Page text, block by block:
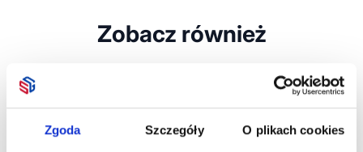
Zgoda Szczegóły O plikach cookies
Zobacz również